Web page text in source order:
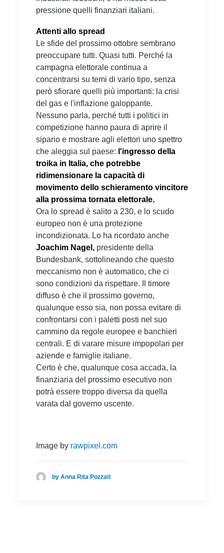
pressione quelli finanziari italiani.
Attenti allo spread
Le sfide del prossimo ottobre sembrano
preoccupare tutti. Quasi tutti. Perché la
campagna elettorale continua a
concentrarsi su temi di vario tipo, senza
però sfiorare quelli più importanti: la crisi
del gas e l'inflazione galoppante.
Nessuno parla, perché tutti i politici in
competizione hanno paura di aprire il
sipario e mostrare agli elettori uno spettro
che aleggia sul paese: l'ingresso della
troika in Italia, che potrebbe
ridimensionare la capacità di
movimento dello schieramento vincitore
alla prossima tornata elettorale.
Ora lo spread è salito a 230, e lo scudo
europeo non è una protezione
incondizionata. Lo ha ricordato anche
Joachim Nagel, presidente della
Bundesbank, sottolineando che questo
meccanismo non è automatico, che ci
sono condizioni da rispettare. Il timore
diffuso è che il prossimo governo,
qualunque esso sia, non possa evitare di
confrontarsi con i paletti posti nel suo
cammino da regole europee e banchieri
centrali. E di varare misure impopolari per
aziende e famiglie italiane.
Certo è che, qualunque cosa accada, la
finanziaria del prossimo esecutivo non
potrà essere troppo diversa da quella
varata dal governo uscente.
Image by rawpixel.com
by Anna Rita Pozzati